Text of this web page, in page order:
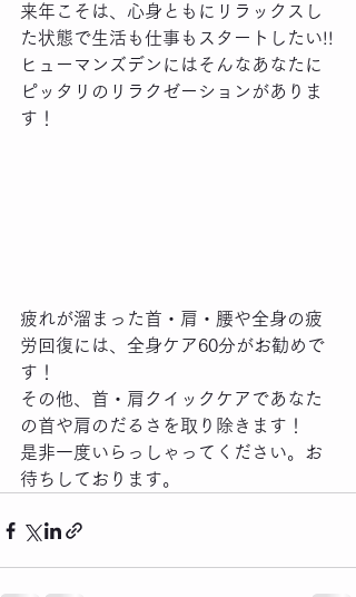
来年こそは、心身ともにリラックスし
た状態で生活も仕事もスタートしたい!!
ヒューマンズデンにはそんなあなたに
ピッタリのリラクゼーションがありま
す！
疲れが溜まった首・肩・腰や全身の疲
労回復には、全身ケア60分がお勧めで
す！
その他、首・肩クイックケアであなた
の首や肩のだるさを取り除きます！
是非一度いらっしゃってください。お
待ちしております。